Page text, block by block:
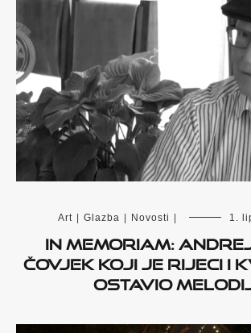
Art | Glazba | Novosti | 1.
IN MEMORIAM:
čovjek koji je Rijeci i
ostavio